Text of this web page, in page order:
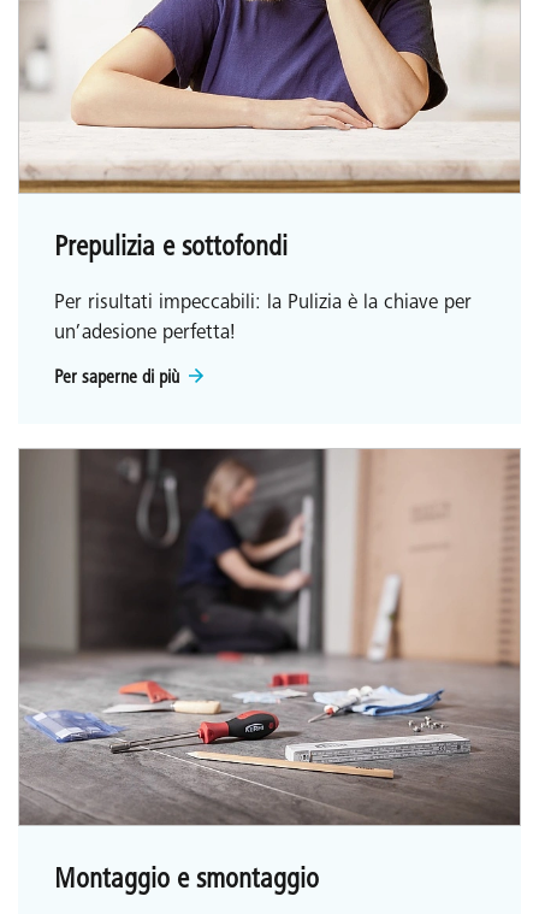
Prepulizia e sottofondi
Per risultati impeccabili: la Pulizia è la chiave per
un’adesione perfetta!
Per saperne di più
Montaggio e smontaggio